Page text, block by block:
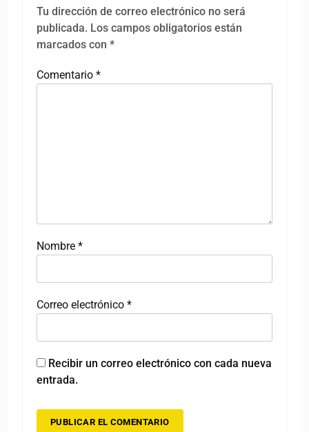
Tu dirección de correo electrónico no será
publicada. Los campos obligatorios están
marcados con *
Comentario *
Nombre *
Correo electrónico *
Recibir un correo electrónico con cada nueva
entrada.